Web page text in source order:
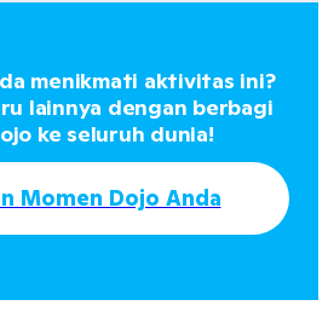
menikmati aktivitas ini?
lainnya dengan berbagi
ke seluruh dunia!
Momen Dojo Anda